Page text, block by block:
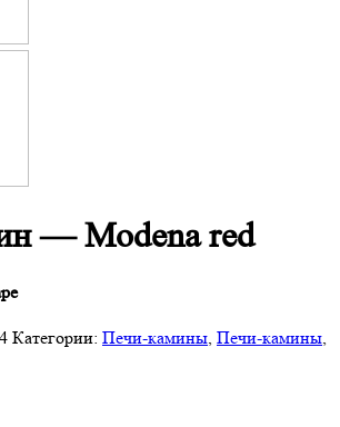
— Modena red
Категории: Печи-камины, Печи-камины,